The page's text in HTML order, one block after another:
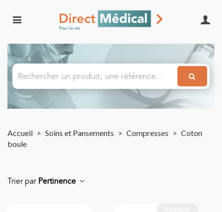
Accueil > Soins et Pansements > Compresses > Coton
boule
Trier par Pertinence